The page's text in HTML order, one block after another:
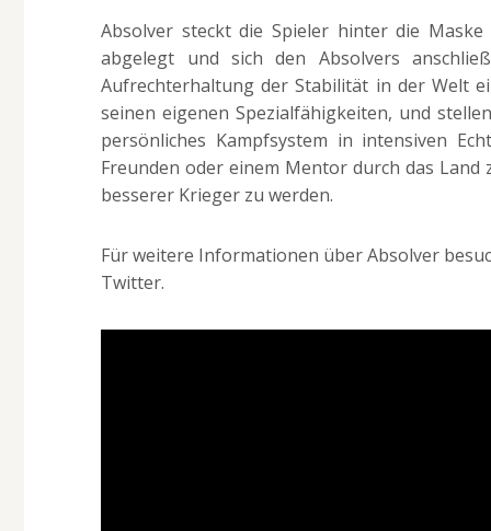
Absolver steckt die Spieler hinter die
abgelegt und sich den Absolvers
Aufrechterhaltung der Stabilität in der Welt
seinen eigenen Spezialfähigkeiten, und
persönliches Kampfsystem in intensiven
Freunden oder einem Mentor durch das
besserer Krieger zu werden.
Für weitere Informationen über Absolver
Twitter.